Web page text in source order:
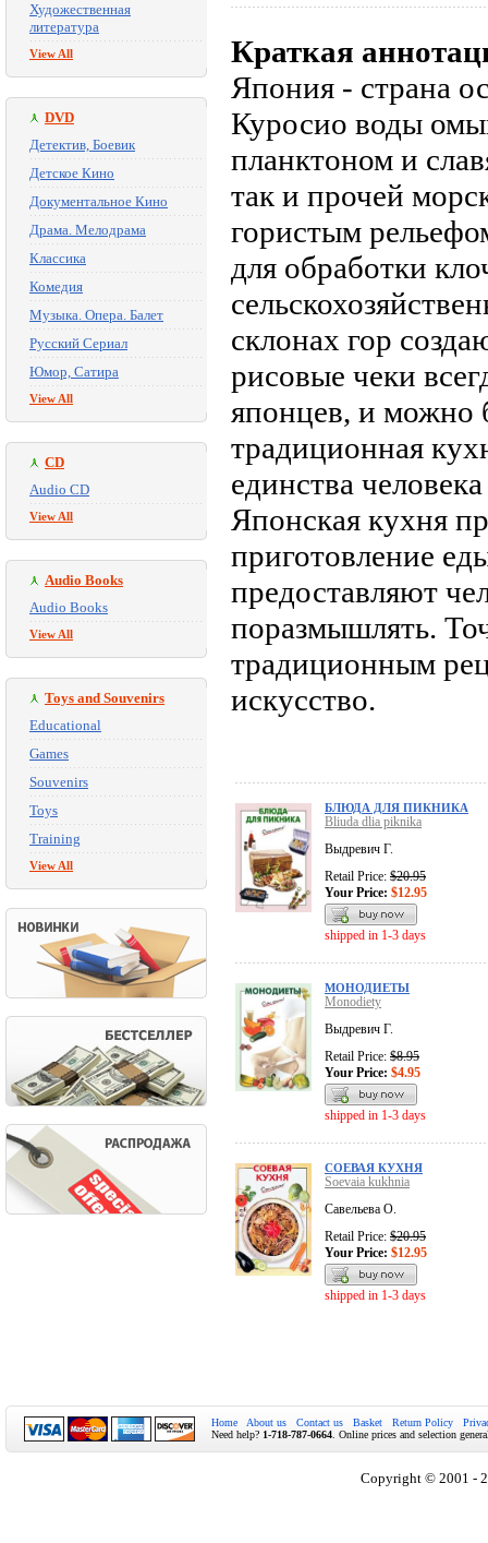
Художественная
литература
View All
DVD
Детектив, Боевик
Детское Кино
Документальное Кино
Драма. Мелодрама
Классика
Комедия
Музыка. Опера. Балет
Русский Сериал
Юмор, Сатира
View All
CD
Audio CD
View All
Audio Books
Audio Books
View All
Toys and Souvenirs
Educational
Games
Souvenirs
Toys
Training
View All
Краткая
Япония - страна
Куросио воды
планктоном и
так и прочей
гористым
для обработки
склонах гор
рисовые чеки
японцев, и можно
традиционная
единства
Японская кухня
приготовление
предоставляют
поразмышлять.
традиционным
искусство.
БЛЮДА ДЛЯ ПИКНИКА
Bliuda dlia piknika
Выдревич Г.
Retail Price: $20.95
Your Price: $12.95
shipped in 1-3 days
МОНОДИЕТЫ
Monodiety
Выдревич Г.
Retail Price: $8.95
Your Price: $4.95
shipped in 1-3 days
СОЕВАЯ КУХНЯ
Soevaia kukhnia
Савельева О.
Retail Price: $20.95
Your Price: $12.95
shipped in 1-3 days
Home About us Contact us Basket Return Policy
Need help? 1-718-787-0664 . Online prices and selection
Copyright © 2001 -